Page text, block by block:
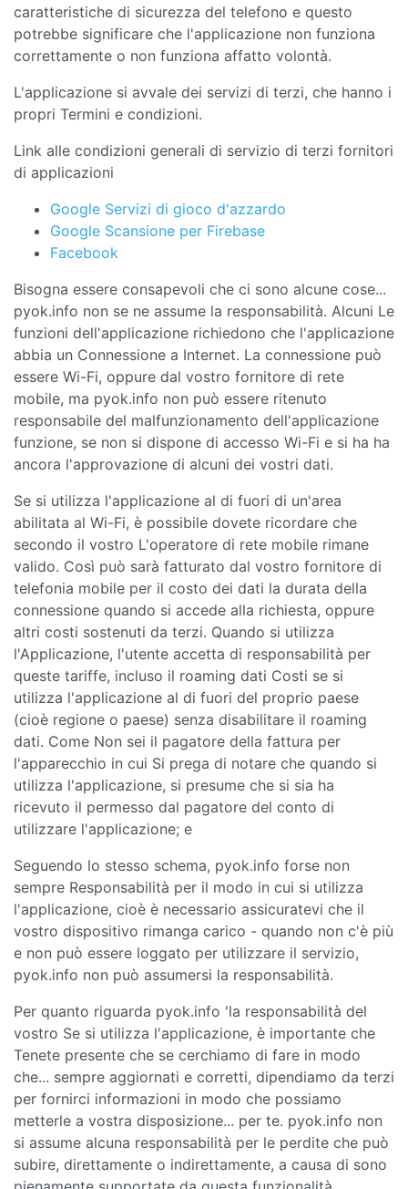
caratteristiche di sicurezza del telefono e questo
potrebbe significare che l'applicazione non funziona
correttamente o non funziona affatto volontà.
L'applicazione si avvale dei servizi di terzi, che hanno i
propri Termini e condizioni.
Link alle condizioni generali di servizio di terzi fornitori
di applicazioni
Google Servizi di gioco d'azzardo
Google Scansione per Firebase
Facebook
Bisogna essere consapevoli che ci sono alcune cose...
pyok.info non se ne assume la responsabilità. Alcuni Le
funzioni dell'applicazione richiedono che l'applicazione
abbia un Connessione a Internet. La connessione può
essere Wi-Fi, oppure dal vostro fornitore di rete
mobile, ma pyok.info non può essere ritenuto
responsabile del malfunzionamento dell'applicazione
funzione, se non si dispone di accesso Wi-Fi e si ha ha
ancora l'approvazione di alcuni dei vostri dati.
Se si utilizza l'applicazione al di fuori di un'area
abilitata al Wi-Fi, è possibile dovete ricordare che
secondo il vostro L'operatore di rete mobile rimane
valido. Così può sarà fatturato dal vostro fornitore di
telefonia mobile per il costo dei dati la durata della
connessione quando si accede alla richiesta, oppure
altri costi sostenuti da terzi. Quando si utilizza
l'Applicazione, l'utente accetta di responsabilità per
queste tariffe, incluso il roaming dati Costi se si
utilizza l'applicazione al di fuori del proprio paese
(cioè regione o paese) senza disabilitare il roaming
dati. Come Non sei il pagatore della fattura per
l'apparecchio in cui Si prega di notare che quando si
utilizza l'applicazione, si presume che si sia ha
ricevuto il permesso dal pagatore del conto di
utilizzare l'applicazione; e
Seguendo lo stesso schema, pyok.info forse non
sempre Responsabilità per il modo in cui si utilizza
l'applicazione, cioè è necessario assicuratevi che il
vostro dispositivo rimanga carico - quando non c'è più
e non può essere loggato per utilizzare il servizio,
pyok.info non può assumersi la responsabilità.
Per quanto riguarda pyok.info 'la responsabilità del
vostro Se si utilizza l'applicazione, è importante che
Tenete presente che se cerchiamo di fare in modo
che... sempre aggiornati e corretti, dipendiamo da terzi
per fornirci informazioni in modo che possiamo
metterle a vostra disposizione... per te. pyok.info non
si assume alcuna responsabilità per le perdite che può
subire, direttamente o indirettamente, a causa di sono